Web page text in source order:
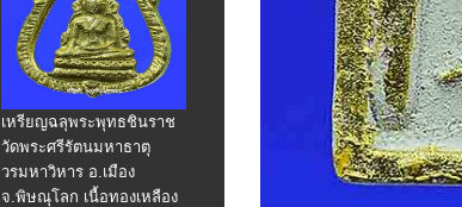
เหรียญฉลุพระพุทธชินราช
วัดพระศรีรัตนมหาธาตุ
วรมหาวิหาร อ.เมือง
จ.พิษณุโลก เนื้อทองเหลือง